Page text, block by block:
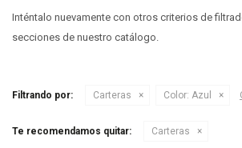
Inténtalo nuevamente con otros criterios de
secciones de nuestro catálogo.
Filtrando por: Carteras Color: Azul
Te recomendamos quitar: Carteras